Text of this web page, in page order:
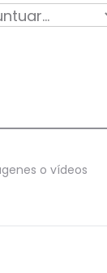
o vídeos